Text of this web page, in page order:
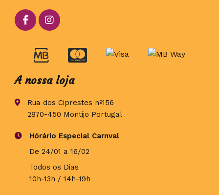
A nossa loja
Rua dos Ciprestes nº156
2870-450 Montijo Portugal
Hórário Especial Carnval
De 24/01 a 16/02
Todos os Dias
10h-13h / 14h-19h